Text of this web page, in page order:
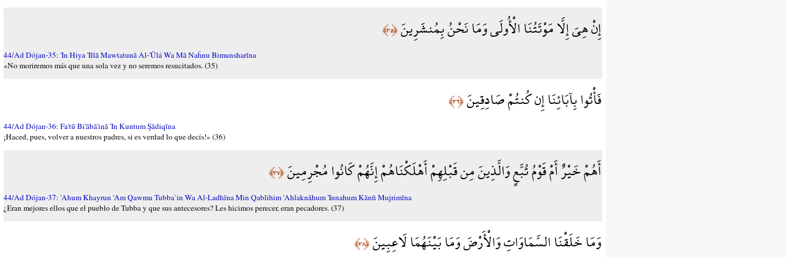
إِنْ هِيَ إِلَّا مَوْتَتُنَا الْأُولَى وَمَا نَحْنُ بِمُنشَرِينَ﴿٣٥﴾
44/Ad Dójan-35: 'In Hiya 'Illā Mawtatunā Al-'Ūlá Wa Mā Naĥnu Bimunsharīna
«No moriremos más que una sola vez y no seremos resucitados. (35)
فَأْتُوا بِآبَائِنَا إِن كُنتُمْ صَادِقِينَ﴿٣٦﴾
44/Ad Dójan-36: Fa'tū Bi'ābā'inā 'In Kuntum Şādiqīna
¡Haced, pues, volver a nuestros padres, si es verdad lo que decís!» (36)
أَهُمْ خَيْرٌ أَمْ قَوْمُ تُبَّعٍ وَالَّذِينَ مِن قَبْلِهِمْ أَهْلَكْنَاهُمْ إِنَّهُمْ كَانُوا مُجْرِمِينَ﴿٣٧﴾
44/Ad Dójan-37: 'Ahum Khayrun 'Am Qawmu Tubba`in Wa Al-Ladhīna Min Qablihim 'Ahlaknāhum 'Innahum Kānū Mujrimīna
¿Eran mejores ellos que el pueblo de Tubba y que sus antecesores? Les hicimos perecer, eran pecadores. (37)
وَمَا خَلَقْنَا السَّمَاوَاتِ وَالْأَرْضَ وَمَا بَيْنَهُمَا لَاعِبِينَ﴿٣٨﴾